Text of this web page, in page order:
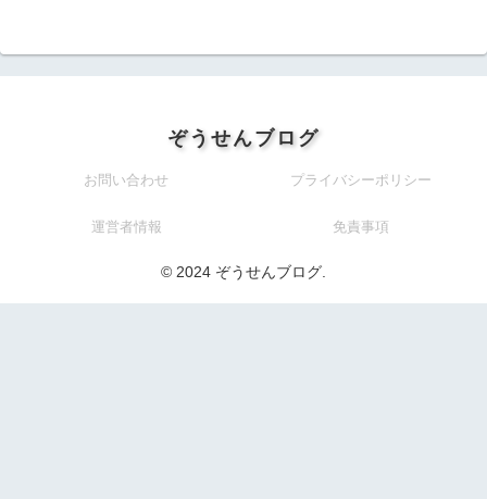
ぞうせんブログ
お問い合わせ プライバシーポリシー
運営者情報 免責事項
© 2024 ぞうせんブログ.